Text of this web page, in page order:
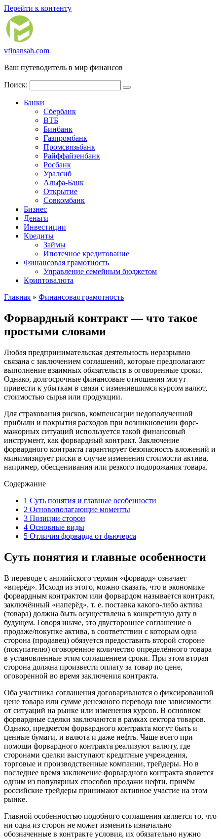
Перейти к контенту
vfinansah.com
Ваш путеводитель в мир финансов
Поиск:
Банки
Сбербанк
ВТБ
Бинбанк
Газпромбанк
Промсвязьбанк
Райффайзенбанк
Росбанк
Уралсиб
Альфа-Банк
Открытие
Совкомбанк
Бизнес
Деньги
Инвестиции
Кредиты
Займы
Ипотечное кредитование
Финансовая грамотность
Управление семейным бюджетом
Криптовалюта
Главная » Финансовая грамотность
Форвардный контракт — что такое
простыми словами
Любая предпринимательская деятельность неразрывно
связана с заключением соглашений, которые предполагают
выполнение взаимных обязательств в оговоренные сроки.
Однако, долгосрочные финансовые отношения могут
привести к убыткам в связи с изменившимся курсом валют,
стоимостью сырья или продукции.
Для страхования рисков, компенсации недополученной
прибыли и покрытия расходов при возникновении форс-
мажорных ситуаций используется такой финансовый
инструмент, как форвардный контракт. Заключение
форвардного контракта гарантирует безопасность вложений и
минимизирует риски в случае изменения стоимости актива,
например, обесценивания или резкого подорожания товара.
Содержание
1 Суть понятия и главные особенности
2 Основополагающие моменты
3 Позиции сторон
4 Основные виды
5 Отличия форварда от фьючерса
Суть понятия и главные особенности
В переводе с английского термин «форвард» означает
«вперёд». Исходя из этого, можно сказать, что в экономике
форвардным контрактом или форвардом называется контракт,
заключённый «наперёд», т. е. поставка какого-либо актива
(товара) должна быть осуществлена в конкретную дату в
будущем. Говоря иначе, это двустороннее соглашение о
продаже/покупке актива, в соответствии с которым одна
сторона (продавец) обязуется предоставить второй стороне
(покупателю) оговоренное количество определённого товара
в установленные этим соглашением сроки. При этом вторая
сторона должна произвести оплату за товар по цене,
оговоренной во время заключения контракта.
Оба участника соглашения договариваются о фиксированной
цене товара или сумме денежного перевода вне зависимости
от ситуаций на рынке или изменения курсов. В основном
форвардные сделки заключаются в рамках сектора товаров.
Однако, предметом форвардного контракта могут быть и
ценные бумаги, и валюта и даже нефть. Чаще всего при
помощи форвардного контракта реализуют валюту, где
сторонами сделки выступают кредитные учреждения,
торговые и производственные компании, трейдеры. Но в
последнее время заключение форвардного контракта является
одним из популярных способов продажи нефти, причём
российские трейдеры принимают активное участие на этом
рынке.
Главной особенностью подобного соглашения является то, что
ни одна из сторон не может изменить изначально
обозначенные в контракте условия, их обязательно нужно